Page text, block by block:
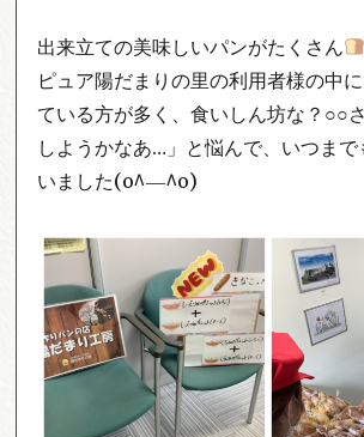
出来立ての美味しいパンがたくさん
ピュア陽だまりの里の利用者様の中
ている方が多く、食いしん坊な？○○
しようかなあ…」と悩んで、いつまで
いました(o^―^o)